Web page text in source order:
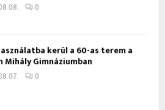
0
kerül a 60-as terem a
Mihály Gimnáziumban
0